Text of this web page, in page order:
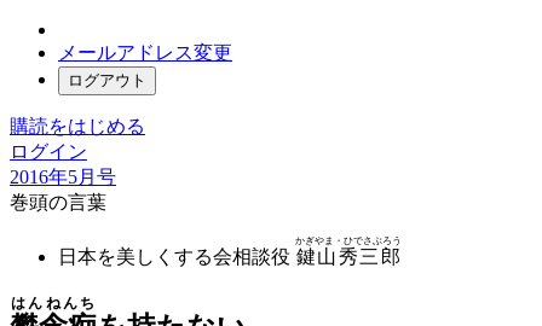
メールアドレス変更
ログアウト
購読をはじめる
ログイン
2016年5月号
巻頭の言葉
日本を美しくする会相談役 鍵山秀三郎
かぎやま・ひでさぶろう
はんねんち